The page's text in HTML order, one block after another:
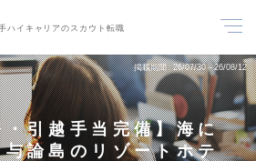
ハイキャリアのスカウト転職
掲載期間 26/07/30～26/08/12
・引越手当完備】海に
与論島のリゾートホテ